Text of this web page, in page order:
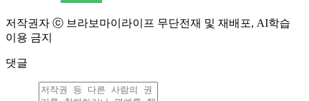
저작권자 ⓒ 브라보마이라이프 무단전재 및 재배포, AI학습
이용 금지
댓글